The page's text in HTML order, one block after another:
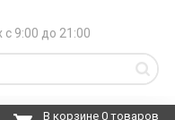
9:00 до 21:00
В корзине 0 товаров